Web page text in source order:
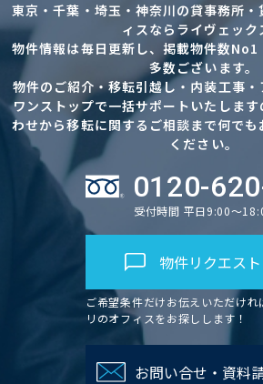
東京・千葉・埼玉・神奈川の貸事務所
ィスならライヴェック
物件情報は毎日更新し、掲載物件数No1
多数ございます。
物件のご紹介・移転引越し・内装工事
ワンストップで一括サポートいたしま
わせから移転に関するご相談まで何で
ください。
0120-
受付時間 平日9:00～
物件リクエスト
ご希望条件だけお伝えいただけれ
リのオフィスをお探しします！
お問い合せ・資料